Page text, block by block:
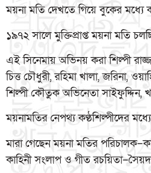
ময়না মতি দেখতে গিয়ে বুকের মধ্যে
১৯৭২ সালে মুক্তিপ্রাপ্ত ময়না মতি
এই সিনেমায় অভিনয় করা শিল্পী
চিত্ত চৌধুরী, রহিমা খালা, জরিনা,
শিল্পী কৌতুক অভিনেতা
ময়নামতির নেপথ্য কণ্ঠশিল্পীদের
মারা গেছেন ময়না মতির
কাহিনী সংলাপ ও গীত